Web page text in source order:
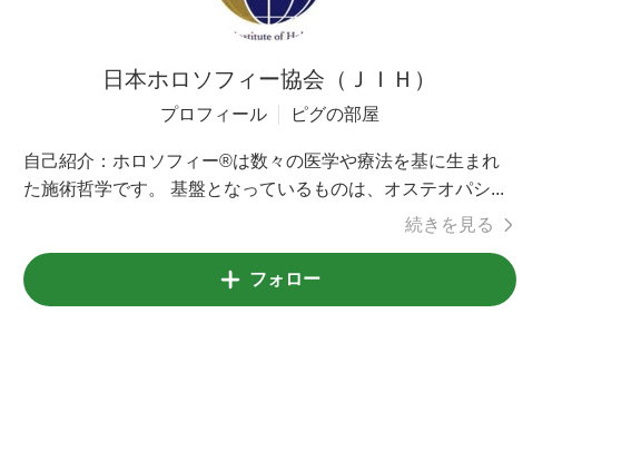
日本ホロソフィー協会（ＪＩＨ）
プロフィール ピグの部屋
自己紹介： ホロソフィー®は数々の医学や療法を基に生まれ
た施術哲学です。 基盤となっているものは、オステオパシ...
続きを見る
フォロー